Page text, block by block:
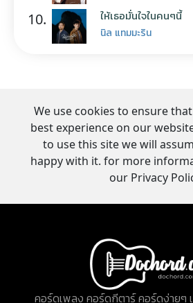
10. ให้เธอมั่นใจในคนๆนี้
นิล แทมมะริน
We use cookies to ensure
best experience on our
to use this site we will
happy with it. for more
our Privacy
คอร์ดเพลง คอร์ดกีตาร์ คอร์ดง่ายๆ